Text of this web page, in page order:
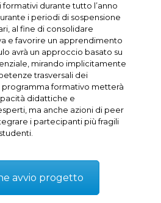
durante tutto l’anno
i periodi di sospensione
al fine di consolidare
e favorire un apprendimento
avrà un approccio basato su
mirando implicitamente
trasversali dei
programma formativo metterà
didattiche e
ma anche azioni di peer
i partecipanti più fragili
avvio progetto